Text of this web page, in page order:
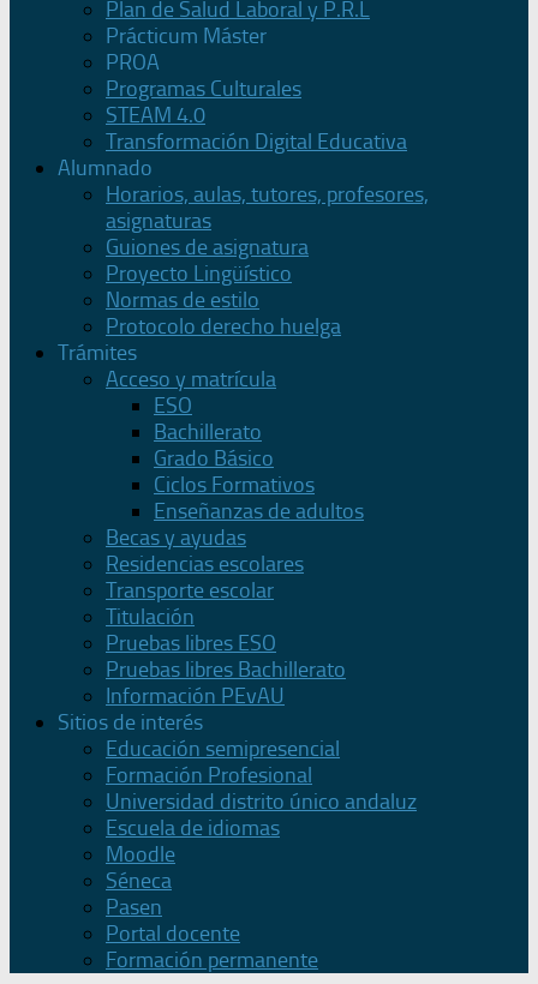
Plan de Salud Laboral y P.R.L
Prácticum Máster
PROA
Programas Culturales
STEAM 4.0
Transformación Digital Educativa
Alumnado
Horarios, aulas, tutores, profesores,
asignaturas
Guiones de asignatura
Proyecto Lingüístico
Normas de estilo
Protocolo derecho huelga
Trámites
Acceso y matrícula
ESO
Bachillerato
Grado Básico
Ciclos Formativos
Enseñanzas de adultos
Becas y ayudas
Residencias escolares
Transporte escolar
Titulación
Pruebas libres ESO
Pruebas libres Bachillerato
Información PEvAU
Sitios de interés
Educación semipresencial
Formación Profesional
Universidad distrito único andaluz
Escuela de idiomas
Moodle
Séneca
Pasen
Portal docente
Formación permanente